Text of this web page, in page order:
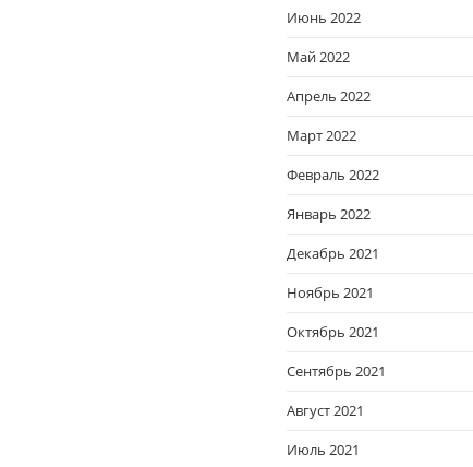
Июнь 2022
Май 2022
Апрель 2022
Март 2022
Февраль 2022
Январь 2022
Декабрь 2021
Ноябрь 2021
Октябрь 2021
Сентябрь 2021
Август 2021
Июль 2021